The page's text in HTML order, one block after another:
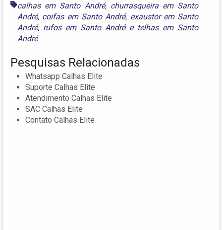
calhas em Santo André, churrasqueira em Santo
André, coifas em Santo André, exaustor em Santo
André, rufos em Santo Andrée telhas em Santo
André
Pesquisas Relacionadas
Whatsapp Calhas Elite
Suporte Calhas Elite
Atendimento Calhas Elite
SAC Calhas Elite
Contato Calhas Elite